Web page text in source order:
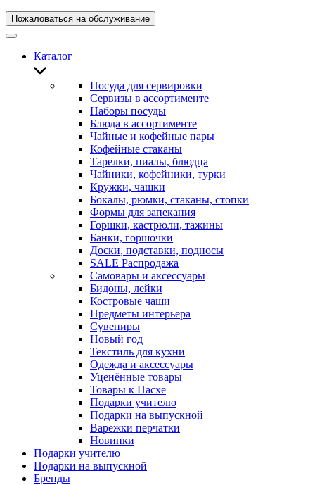
Пожаловаться на обслуживание
Каталог
Посуда для сервировки
Сервизы в ассортименте
Наборы посуды
Блюда в ассортименте
Чайные и кофейные пары
Кофейные стаканы
Тарелки, пиалы, блюдца
Чайники, кофейники, турки
Кружки, чашки
Бокалы, рюмки, стаканы, стопки
Формы для запекания
Горшки, кастрюли, тажины
Банки, горшочки
Доски, подставки, подносы
SALE Распродажа
Самовары и аксессуары
Бидоны, лейки
Костровые чаши
Предметы интерьера
Сувениры
Новый год
Текстиль для кухни
Одежда и аксессуары
Уценённые товары
Товары к Пасхе
Подарки учителю
Подарки на выпускной
Варежки перчатки
Новинки
Подарки учителю
Подарки на выпускной
Бренды